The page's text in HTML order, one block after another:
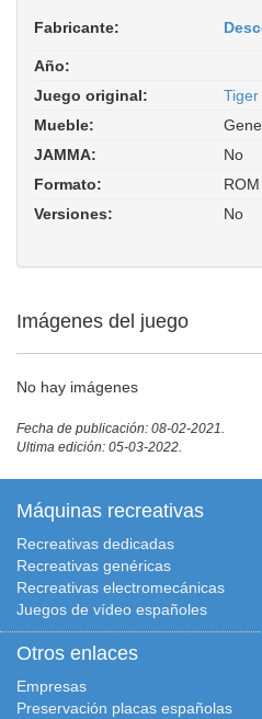
Fabricante:
Año:
Juego original:
Tiger
Mueble:
JAMMA:
No
Formato:
ROM
Versiones:
No
Imágenes del juego
No hay imágenes
Fecha de publicación: 08-02-2021.
Ultima edición: 05-03-2022.
Máquinas recreativas
Recreativas dedicadas
Recreativas genéricas
Recreativas electromecánicas
Juegos de vídeo españoles
Otros enlaces
Empresas
Preservación placas españolas